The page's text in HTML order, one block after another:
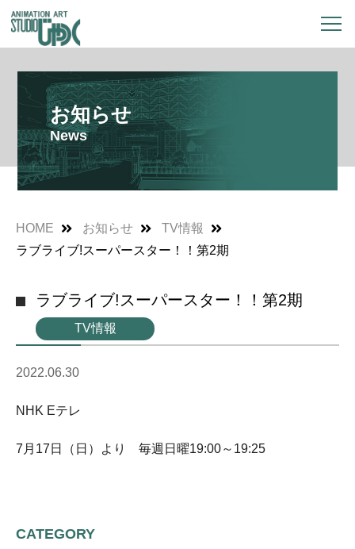
お知らせ
News
HOME お知らせ
TV情報
ラブライブ!スーパースター！！第2期
ラブライブ!スーパースター！！第2期
TV情報
2022.06.30
NHK Eテレ
7月17日（日）より 毎週日曜19:00～19:25
CATEGORY